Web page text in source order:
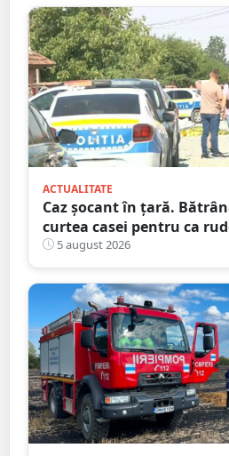
ACTUALITATE
Caz șocant în țară.
curtea casei pentru ca
pensia
5 august 2026